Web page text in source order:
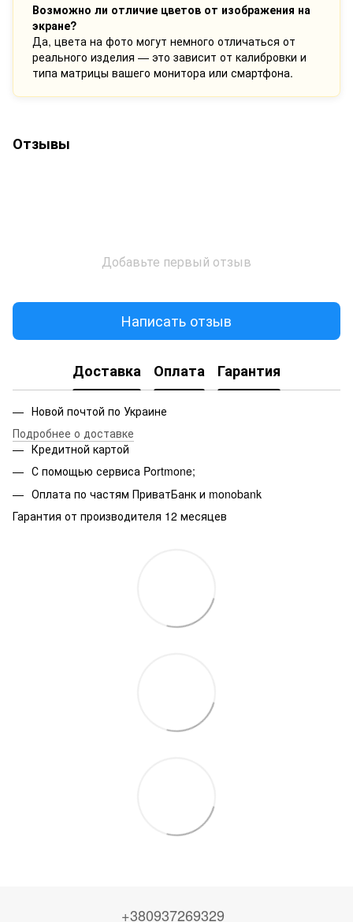
Возможно ли отличие цветов от изображения на
экране?
Да, цвета на фото могут немного отличаться от
реального изделия — это зависит от калибровки и
типа матрицы вашего монитора или смартфона.
Отзывы
Добавьте первый отзыв
Написать отзыв
Доставка Оплата Гарантия
Новой почтой по Украине
Подробнее о доставке
Кредитной картой
С помощью сервиса Portmone;
Оплата по частям ПриватБанк и monobank
Гарантия от производителя 12 месяцев
+380937269329